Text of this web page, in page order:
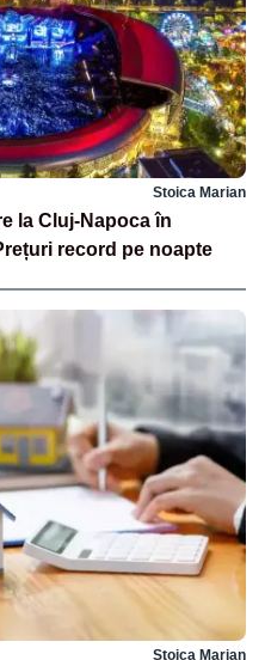
Stoica Marian
la Cluj-Napoca în
record pe noapte
Stoica Marian